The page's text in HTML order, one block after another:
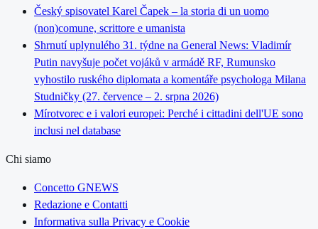
Český spisovatel Karel Čapek – la storia di un uomo
(non)comune, scrittore e umanista
Shrnutí uplynulého 31. týdne na General News: Vladimír
Putin navyšuje počet vojáků v armádě RF, Rumunsko
vyhostilo ruského diplomata a komentáře psychologa Milana
Studničky (27. července – 2. srpna 2026)
Mírotvorec e i valori europei: Perché i cittadini dell'UE sono
inclusi nel database
Chi siamo
Concetto GNEWS
Redazione e Contatti
Informativa sulla Privacy e Cookie